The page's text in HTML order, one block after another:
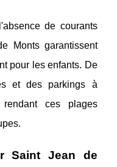
de courants
Monts garantissent
pour les enfants. De
et des parkings à
rendant ces plages
Saint Jean de